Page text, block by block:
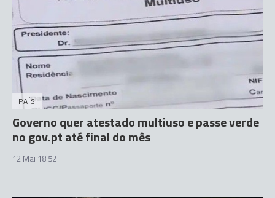
PAÍS
Governo quer atestado multiuso e passe verde
no gov.pt até final do mês
12 Mai 18:52